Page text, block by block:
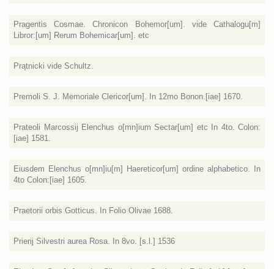
Pragentis Cosmae. Chronicon Bohemor[um]. vide Cathalogu[m]
Libror:[um] Rerum Bohemicar[um]. etc
Prątnicki vide Schultz.
Premoli S. J. Memoriale Clericor[um]. In 12mo Bonon.[iae] 1670.
Prateoli Marcossij Elenchus o[mn]ium Sectar[um] etc In 4to. Colon:
[iae] 1581.
Eiusdem Elenchus o[mn]iu[m] Haereticor[um] ordine alphabetico. In
4to Colon:[iae] 1605.
Praetorii orbis Gotticus. In Folio Olivae 1688.
Prierij Silvestri aurea Rosa. In 8vo. [s.l.] 1536